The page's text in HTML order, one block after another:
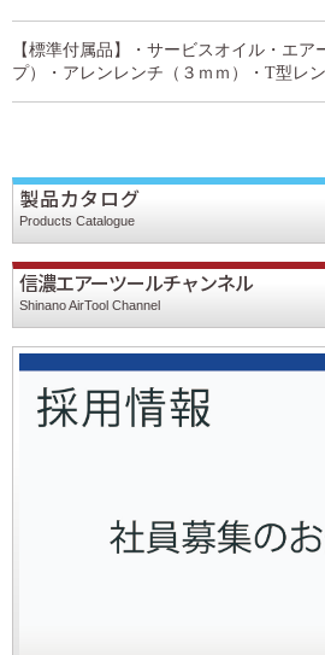
【標準付属品】・サービスオイル・エア
プ）・アレンレンチ（３ｍｍ）・T型レ
製品カタログ
Products Catalogue
信濃エアーツールチャンネル
Shinano AirTool Channel